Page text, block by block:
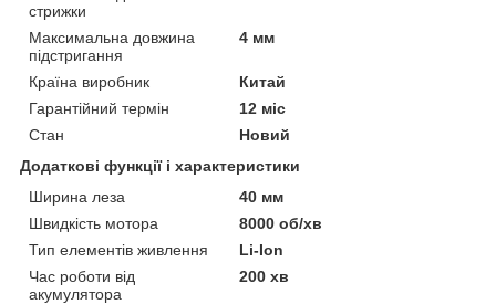
стрижки
Максимальна довжина
підстригання
4 мм
Країна виробник
Китай
Гарантійний термін
12 міс
Стан
Новий
Додаткові функції і характеристики
Ширина леза
40 мм
Швидкість мотора
8000 об/хв
Тип елементів живлення
Li-Ion
Час роботи від
акумулятора
200 хв